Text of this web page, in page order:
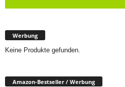
Werbung
Keine Produkte gefunden.
Amazon-Bestseller / Werbung